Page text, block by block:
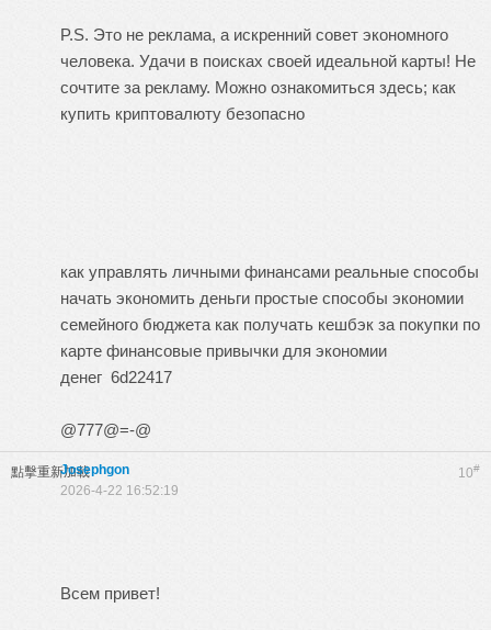
P.S. Это не реклама, а искренний совет экономного
человека. Удачи в поисках своей идеальной карты! Не
сочтите за рекламу. Можно ознакомиться здесь; как
купить криптовалюту безопасно
как управлять личными финансами реальные способы
начать экономить деньги простые способы экономии
семейного бюджета как получать кешбэк за покупки по
карте финансовые привычки для экономии
денег 6d22417
@777@=-@
點擊重新加載 10#
Josephgon
2026-4-22 16:52:19
Всем привет!